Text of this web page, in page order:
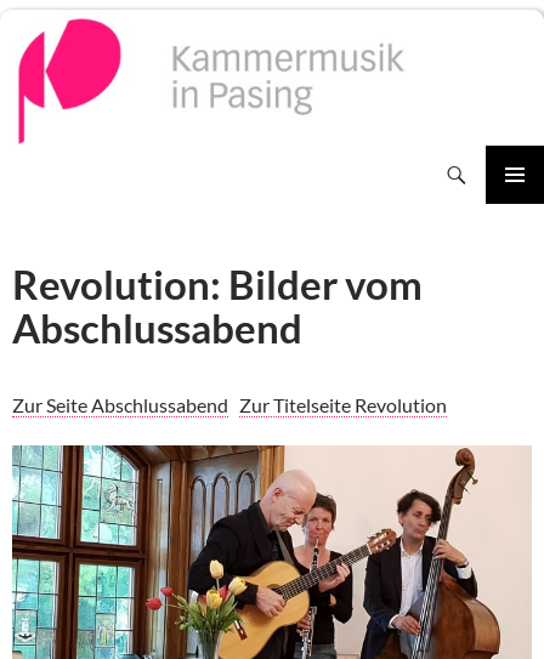
Inhalt
springen
Revolution: Bilder vom
Abschlussabend
Zur Seite Abschlussabend Zur Titelseite Revolution